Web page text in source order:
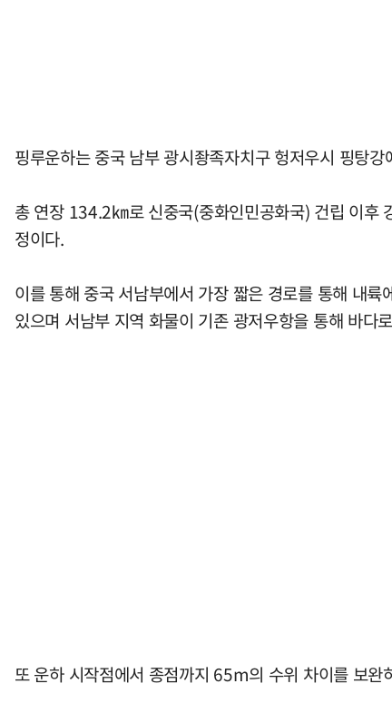
핑루운하는 중국 남부 광시좡족자치구 헝저우시 핑탕
총 연장 134.2㎞로 신중국(중화인민공화국) 건립 이후
정이다.
이를 통해 중국 서남부에서 가장 짧은 경로를 통해 내
있으며 서남부 지역 화물이 기존 광저우항을 통해 바
또 운하 시작점에서 종점까지 65m의 수위 차이를 보